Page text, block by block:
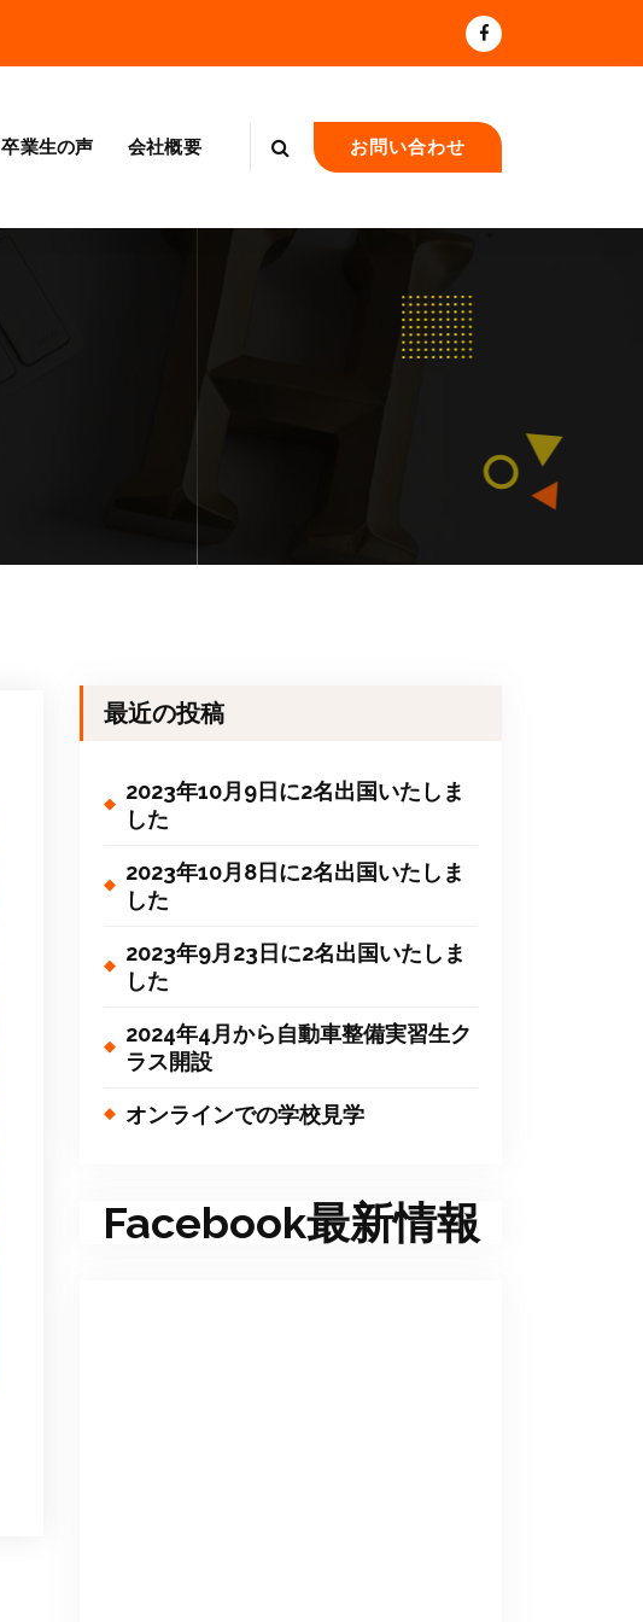
卒業生の声 会社概要 お問い合わせ
最近の投稿
2023年10月9日に2名出国いたしま
した
2023年10月8日に2名出国いたしま
した
2023年9月23日に2名出国いたしま
した
2024年4月から自動車整備実習生ク
ラス開設
オンラインでの学校見学
Facebook最新情報